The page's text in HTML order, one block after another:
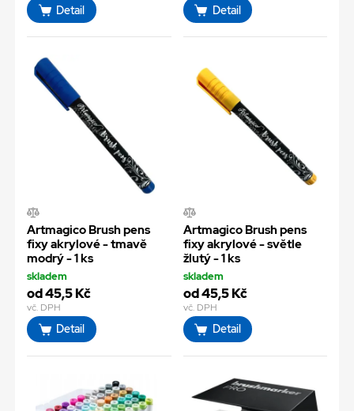
Detail Detail
Artmagico Brush pens
fixy akrylové - tmavě
modrý - 1 ks
skladem
od 45,5 Kč
vč. DPH
Detail
Artmagico Brush pens
fixy akrylové - světle
žlutý - 1 ks
skladem
od 45,5 Kč
vč. DPH
Detail